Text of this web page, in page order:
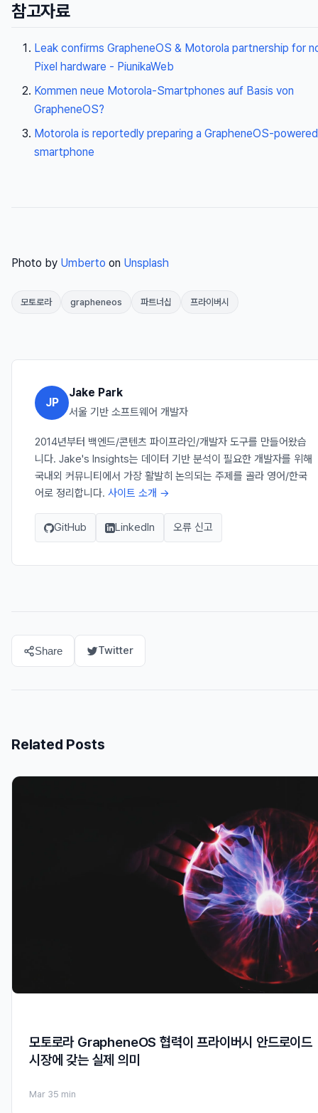
참고자료
Leak confirms GrapheneOS & Motorola partnership for
Pixel hardware - PiunikaWeb
Kommen neue Motorola-Smartphones auf Basis von
GrapheneOS?
Motorola is reportedly preparing a GrapheneOS-powered
smartphone
Photo by Umberto on Unsplash
모토로라 grapheneos 파트너십 프라이버시
JP
Jake Park
서울 기반 소프트웨어 개발자
2014년부터 백엔드/콘텐츠 파이프라인/개발자 도구를 만들어왔습
니다. Jake's Insights는 데이터 기반 분석이 필요한 개발자를 위해
국내외 커뮤니티에서 가장 활발히 논의되는 주제를 골라 영어/한국
어로 정리합니다. 사이트 소개 →
GitHub LinkedIn 오류 신고
Share Twitter
Related Posts
모토로라 GrapheneOS 협력이 프라이버시 안드로이드
시장에 갖는 실제 의미
Mar 35 min